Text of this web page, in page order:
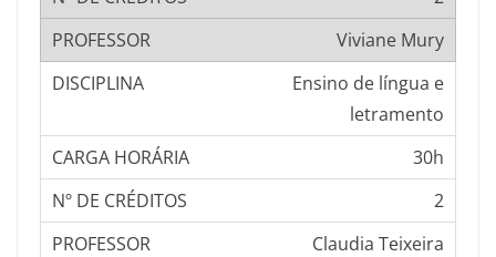
Viviane Mury
Ensino de língua e
letramento
30h
2
Claudia Teixeira